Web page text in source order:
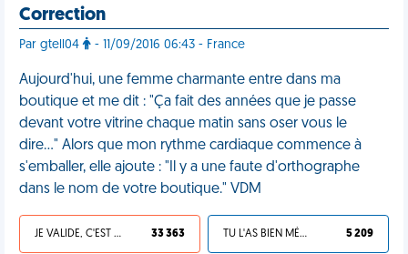
Correction
Par gtell04 - 11/09/2016 06:43 - France
Aujourd'hui, une femme charmante entre dans ma
boutique et me dit : "Ça fait des années que je passe
devant votre vitrine chaque matin sans oser vous le
dire…" Alors que mon rythme cardiaque commence à
s'emballer, elle ajoute : "Il y a une faute d'orthographe
dans le nom de votre boutique." VDM
JE VALIDE, C'EST UNE VDM 33 363 TU L'AS BIEN MÉRITÉ 5 209